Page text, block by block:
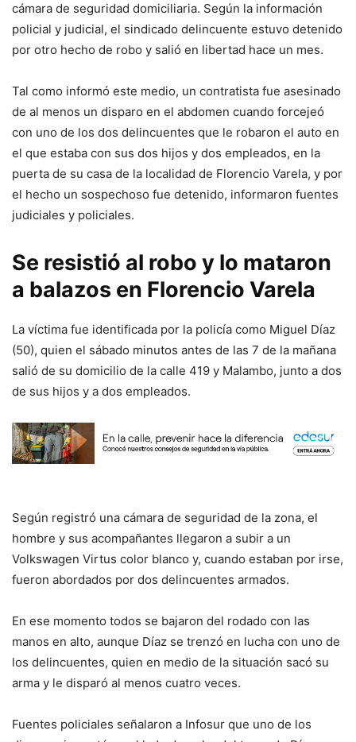
cámara de seguridad domiciliaria. Según la información
policial y judicial, el sindicado delincuente estuvo detenido
por otro hecho de robo y salió en libertad hace un mes.
Tal como informó este medio, un contratista fue asesinado
de al menos un disparo en el abdomen cuando forcejeó
con uno de los dos delincuentes que le robaron el auto en
el que estaba con sus dos hijos y dos empleados, en la
puerta de su casa de la localidad de Florencio Varela, y por
el hecho un sospechoso fue detenido, informaron fuentes
judiciales y policiales.
Se resistió al robo y lo mataron
a balazos en Florencio Varela
La víctima fue identificada por la policía como Miguel Díaz
(50), quien el sábado minutos antes de las 7 de la mañana
salió de su domicilio de la calle 419 y Malambo, junto a dos
de sus hijos y a dos empleados.
Según registró una cámara de seguridad de la zona, el
hombre y sus acompañantes llegaron a subir a un
Volkswagen Virtus color blanco y, cuando estaban por irse,
fueron abordados por dos delincuentes armados.
En ese momento todos se bajaron del rodado con las
manos en alto, aunque Díaz se trenzó en lucha con uno de
los delincuentes, quien en medio de la situación sacó su
arma y le disparó al menos cuatro veces.
Fuentes policiales señalaron a Infosur que uno de los